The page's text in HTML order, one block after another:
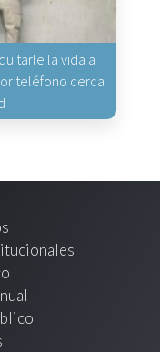
la vida a
teléfono cerca